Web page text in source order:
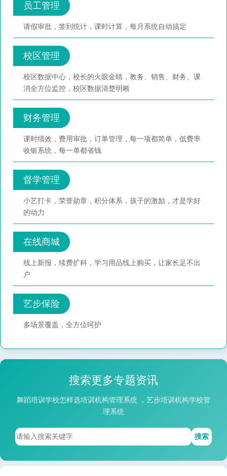
员工管理
请假审批，签到统计，课时计算，每月系统自动搞定
校区管理
校区数据中心，校长的火眼金睛，教务、销售、财务、课
消全方位监控，校区数据清楚明晰
财务管理
课时绩效，费用审批，订单管理，每一项都简单，低费率
收银系统，每一单都省钱
督学管理
小艺打卡，荣誉勋章，积分体系，孩子的激励，才是学好
的动力
在线商城
线上新报，续费扩科，学习用品线上购买，让家长足不出
户
艺步保险
多场景覆盖，全方位呵护
搜索更多专题资讯
舞蹈培训学校怎样选培训机构管理系统 ，艺步培训机构学校管
理系统
搜索